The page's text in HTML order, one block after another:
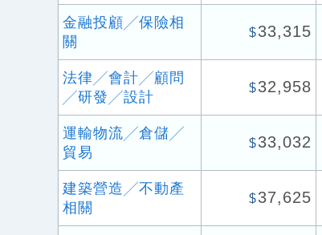
金融投顧╱保險相
關
$33,315
法律╱會計╱顧問
╱研發╱設計
$32,958
運輸物流╱倉儲╱
貿易
$33,032
建築營造╱不動產
相關
$37,625